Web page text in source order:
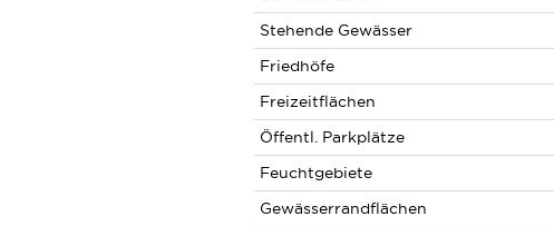
Stehende Gewässer
Friedhöfe
Freizeitflächen
Öffentl. Parkplätze
Feuchtgebiete
Gewässerrandflächen